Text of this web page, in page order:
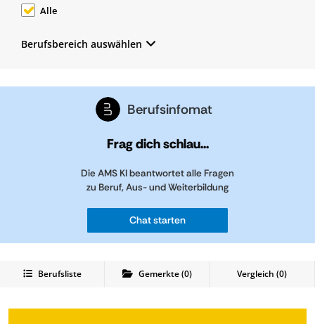
Alle
Berufsbereich auswählen
Berufsinfomat
Frag dich schlau...
Die AMS KI beantwortet alle Fragen
zu Beruf, Aus- und Weiterbildung
Chat starten
Berufsliste Gemerkte(0) Vergleich (0)